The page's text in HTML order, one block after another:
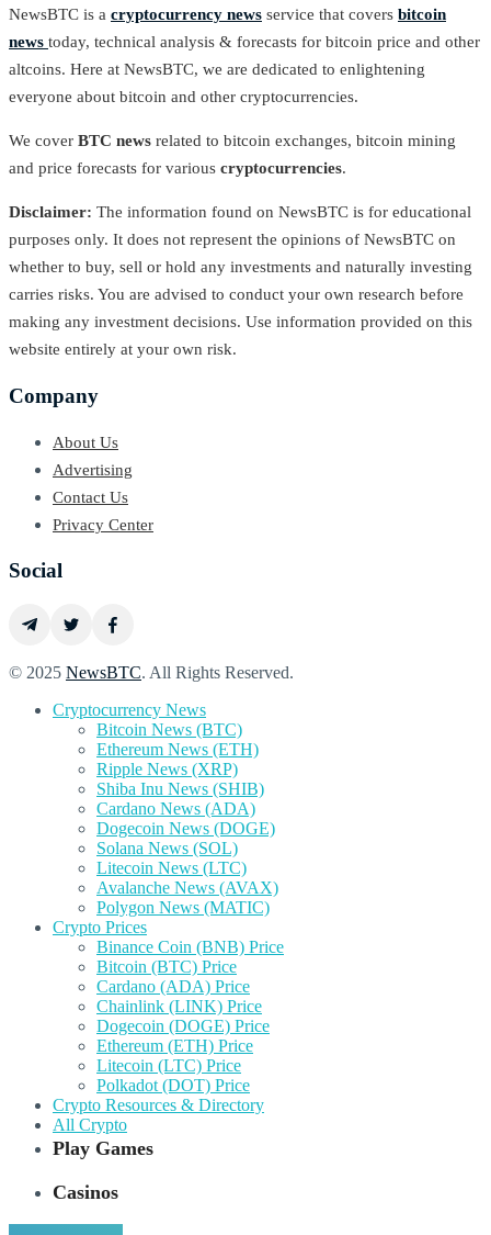
NewsBTC is a cryptocurrency news service that covers bitcoin
news today, technical analysis & forecasts for bitcoin price and other
altcoins. Here at NewsBTC, we are dedicated to enlightening
everyone about bitcoin and other cryptocurrencies.
We cover BTC news related to bitcoin exchanges, bitcoin mining
and price forecasts for various cryptocurrencies.
Disclaimer: The information found on NewsBTC is for educational
purposes only. It does not represent the opinions of NewsBTC on
whether to buy, sell or hold any investments and naturally investing
carries risks. You are advised to conduct your own research before
making any investment decisions. Use information provided on this
website entirely at your own risk.
Company
About Us
Advertising
Contact Us
Privacy Center
Social
© 2025 NewsBTC. All Rights Reserved.
Cryptocurrency News
Bitcoin News (BTC)
Ethereum News (ETH)
Ripple News (XRP)
Shiba Inu News (SHIB)
Cardano News (ADA)
Dogecoin News (DOGE)
Solana News (SOL)
Litecoin News (LTC)
Avalanche News (AVAX)
Polygon News (MATIC)
Crypto Prices
Binance Coin (BNB) Price
Bitcoin (BTC) Price
Cardano (ADA) Price
Chainlink (LINK) Price
Dogecoin (DOGE) Price
Ethereum (ETH) Price
Litecoin (LTC) Price
Polkadot (DOT) Price
Crypto Resources & Directory
All Crypto
Play Games
Casinos